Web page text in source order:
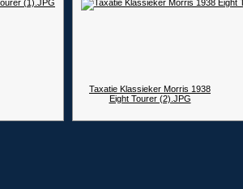
Taxatie Klassieker Morris 1938
Eight Tourer (2).JPG